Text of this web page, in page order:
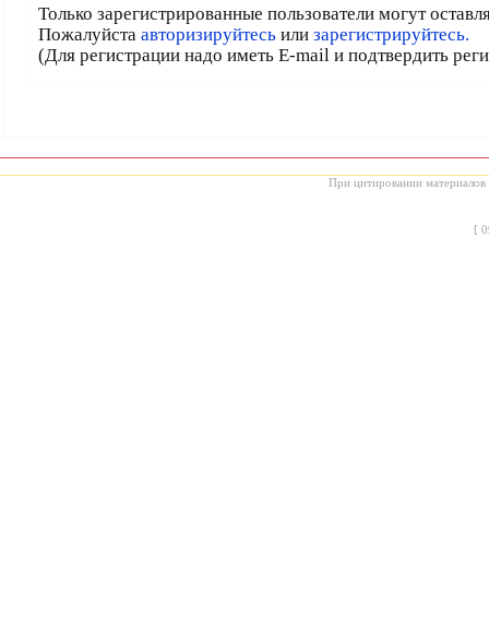
Только зарегистрированные пользователи могут
Пожалуйста авторизируйтесьили зарегистрируйтесь.
(Для регистрации надо иметь E-mail и подтвердить
При цитировании материалов
[